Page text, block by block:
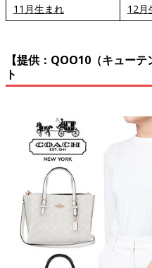
11月生まれ
12月
【提供：QOO10（キュー
ト